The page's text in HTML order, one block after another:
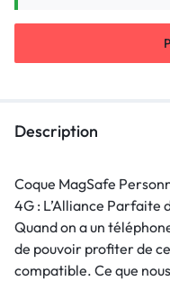
Description
Coque MagSafe
4G : L’Alliance Parfaite
Quand on a un
de pouvoir profiter de
compatible. Ce que